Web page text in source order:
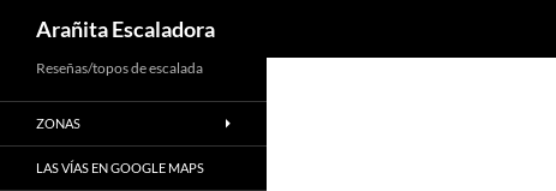
to
content
Arañita Escaladora
Reseñas/topos de escalada
ZONAS
LAS VÍAS EN GOOGLE MAPS